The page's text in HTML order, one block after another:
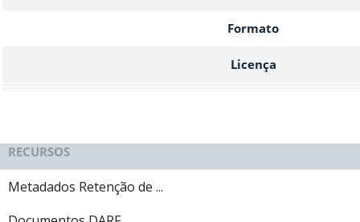
Formato
Licença
RECURSOS
Metadados Retenção de ...